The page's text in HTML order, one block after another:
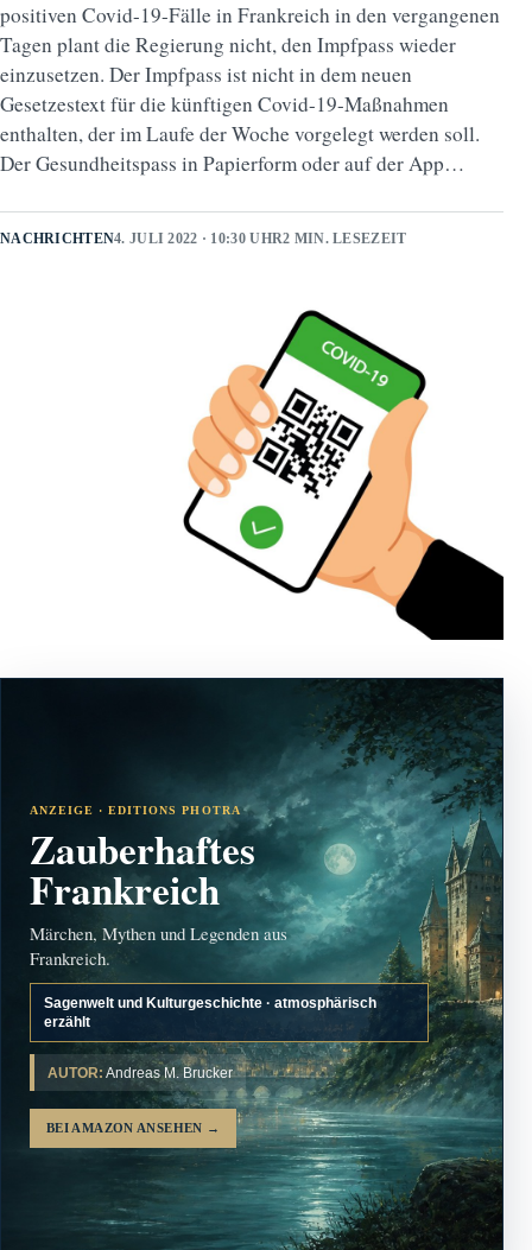
positiven Covid-19-Fälle in Frankreich in den vergangenen
Tagen plant die Regierung nicht, den Impfpass wieder
einzusetzen. Der Impfpass ist nicht in dem neuen
Gesetzestext für die künftigen Covid-19-Maßnahmen
enthalten, der im Laufe der Woche vorgelegt werden soll.
Der Gesundheitspass in Papierform oder auf der App…
NACHRICHTEN4. JULI 2022 · 10:30 UHR2 MIN. LESEZEIT
ANZEIGE · EDITIONS PHOTRA
Zauberhaftes
Frankreich
Märchen, Mythen und Legenden aus
Frankreich.
Sagenwelt und Kulturgeschichte · atmosphärisch
erzählt
AUTOR: Andreas M. Brucker
BEI AMAZON ANSEHEN →